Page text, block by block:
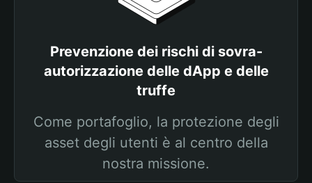
Prevenzione dei rischi di sovra-
autorizzazione delle dApp e delle
truffe
Come portafoglio, la protezione degli
asset degli utenti è al centro della
nostra missione.